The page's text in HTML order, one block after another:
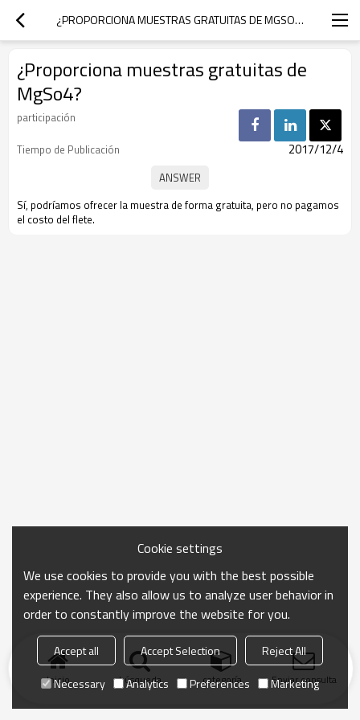
¿PROPORCIONA MUESTRAS GRATUITAS DE MGSO4?
¿Proporciona muestras gratuitas de
MgSo4?
participación
Tiempo de Publicación
2017/12/4
Sí, podríamos ofrecer la muestra de forma gratuita, pero no pagamos
el costo del flete.
Inicio búsqueda categoría Enviar consulta
Cookie settings
We use cookies to provide you with the best possible
experience. They also allow us to analyze user behavior in
order to constantly improve the website for you.
Accept all Accept Selection
Reject All
Necessary
Analytics Preferences Marketing